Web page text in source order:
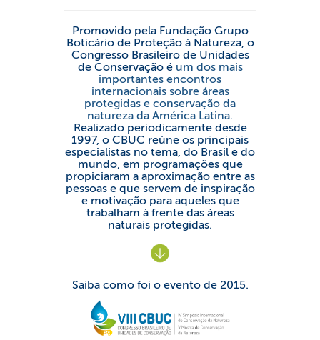
Promovido pela Fundação Grupo
Boticário de Proteção à Natureza, o
Congresso Brasileiro de Unidades
de Conservação é um dos mais
importantes encontros
internacionais sobre áreas
protegidas e conservação da
natureza da América Latina.
Realizado periodicamente desde
1997, o CBUC reúne os principais
especialistas no tema, do Brasil e do
mundo, em programações que
propiciaram a aproximação entre as
pessoas e que servem de inspiração
e motivação para aqueles que
trabalham à frente das áreas
naturais protegidas.
Saiba como foi o evento de 2015.